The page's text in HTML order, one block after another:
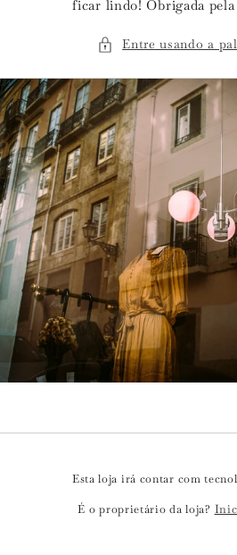
ficar lindo! Obrigada pela
Entre usando a
Esta loja irá contar com
É o proprietário da loja?